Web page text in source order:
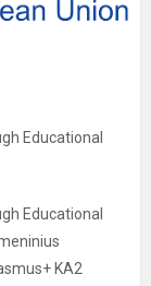
Educational
Educational
KA2